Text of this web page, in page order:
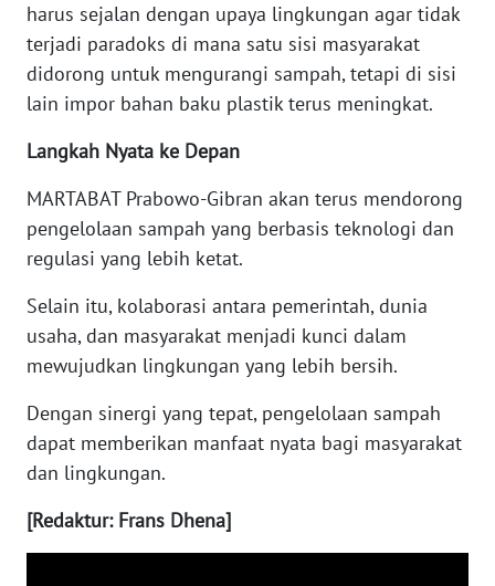
harus sejalan dengan upaya lingkungan agar tidak
terjadi paradoks di mana satu sisi masyarakat
didorong untuk mengurangi sampah, tetapi di sisi
lain impor bahan baku plastik terus meningkat.
Langkah Nyata ke Depan
MARTABAT Prabowo-Gibran akan terus mendorong
pengelolaan sampah yang berbasis teknologi dan
regulasi yang lebih ketat.
Selain itu, kolaborasi antara pemerintah, dunia
usaha, dan masyarakat menjadi kunci dalam
mewujudkan lingkungan yang lebih bersih.
Dengan sinergi yang tepat, pengelolaan sampah
dapat memberikan manfaat nyata bagi masyarakat
dan lingkungan.
[Redaktur: Frans Dhena]
WN
GORONTALO
WN
SULUT
WN
MALUKU
WN
MALUT
DAIRI
WN
TOBA